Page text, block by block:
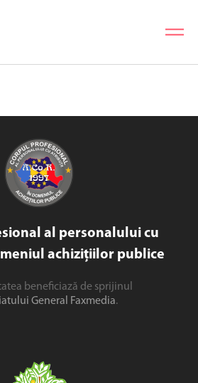
al personalului cu
achizițiilor publice
beneficiază de sprijinul
General Faxmedia.